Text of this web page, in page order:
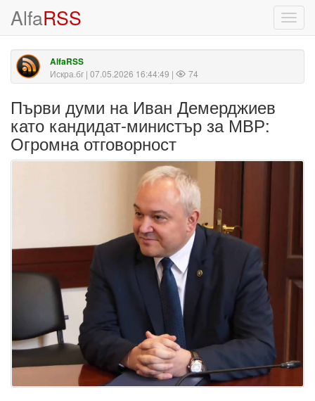
AlfaRSS
AlfaRSS
Искра.бг | 07.05.2026 16:44:49 | 74
Първи думи на Иван Демерджиев
като кандидат-министър за МВР:
Огромна отговорност